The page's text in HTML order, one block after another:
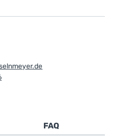
FAQ